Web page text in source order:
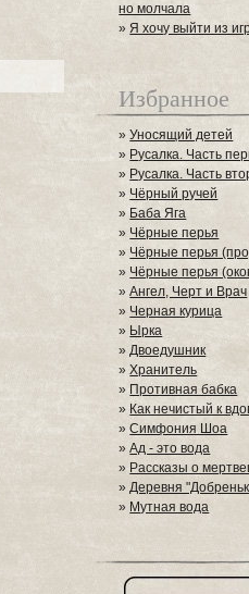
но молчала
»Я хочу выйти из
Избранное
»Уносящий детей
» Русалка. Часть
» Русалка. Часть
» Чёрный ручей
» Баба Яга
» Чёрные перья
»Чёрные перья
» Чёрные перья
»Ангел, Черт и Врач
» Черная курица
» Ырка
»Двоедушник
»Хранитель
» Противная бабка
» Как нечистый к
»Симфония Шоа
»Ад - это вода
» Рассказы о
»Деревня
» Мутная вода